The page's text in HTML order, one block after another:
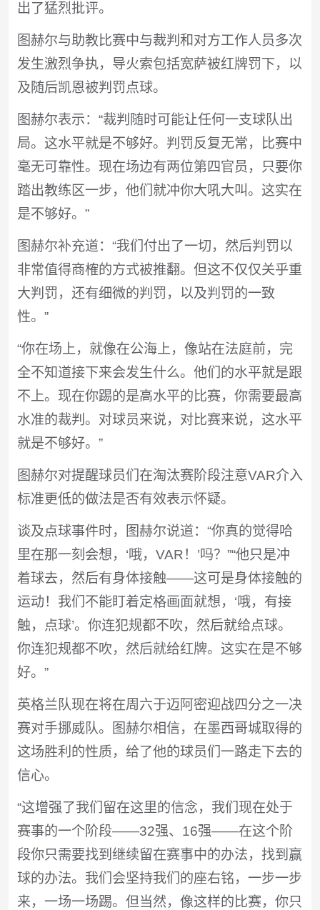
出了猛烈批评。
图赫尔与助教比赛中与裁判和对方工作人员多次
发生激烈争执，导火索包括宽萨被红牌罚下，以
及随后凯恩被判罚点球。
图赫尔表示：“裁判随时可能让任何一支球队出
局。这水平就是不够好。判罚反复无常，比赛中
毫无可靠性。现在场边有两位第四官员，只要你
踏出教练区一步，他们就冲你大吼大叫。这实在
是不够好。”
图赫尔补充道：“我们付出了一切，然后判罚以
非常值得商榷的方式被推翻。但这不仅仅关乎重
大判罚，还有细微的判罚，以及判罚的一致
性。”
“你在场上，就像在公海上，像站在法庭前，完
全不知道接下来会发生什么。他们的水平就是跟
不上。现在你踢的是高水平的比赛，你需要最高
水准的裁判。对球员来说，对比赛来说，这水平
就是不够好。”
图赫尔对提醒球员们在淘汰赛阶段注意VAR介入
标准更低的做法是否有效表示怀疑。
谈及点球事件时，图赫尔说道：“你真的觉得哈
里在那一刻会想，‘哦，VAR！’吗？”“他只是冲
着球去，然后有身体接触——这可是身体接触的
运动！我们不能盯着定格画面就想，‘哦，有接
触，点球’。你连犯规都不吹，然后就给点球。
你连犯规都不吹，然后就给红牌。这实在是不够
好。”
英格兰队现在将在周六于迈阿密迎战四分之一决
赛对手挪威队。图赫尔相信，在墨西哥城取得的
这场胜利的性质，给了他的球员们一路走下去的
信心。
“这增强了我们留在这里的信念，我们现在处于
赛事的一个阶段——32强、16强——在这个阶
段你只需要找到继续留在赛事中的办法，找到赢
球的办法。我们会坚持我们的座右铭，一步一步
来，一场一场踢。但当然，像这样的比赛，你只